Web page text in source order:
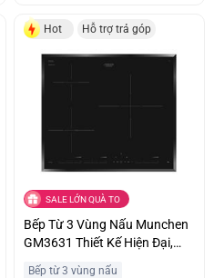
Hot Hỗ trợ trả góp
SALE LỚN QUÀ TO
Bếp Từ 3 Vùng Nấu Munchen
GM3631 Thiết Kế Hiện Đại,
Bếp từ 3 vùng nấu